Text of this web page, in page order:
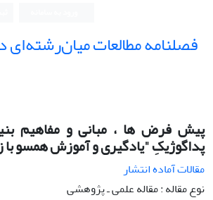
فصلنامه مطالعات میان‌رشته‌ای
پیش فرض ها ، مبانی و مفاهیم
پداگوژیکِ "یادگیری و آموزش همسو
مقالات آماده انتشار
نوع مقاله : مقاله علمی ـ پژوهشی